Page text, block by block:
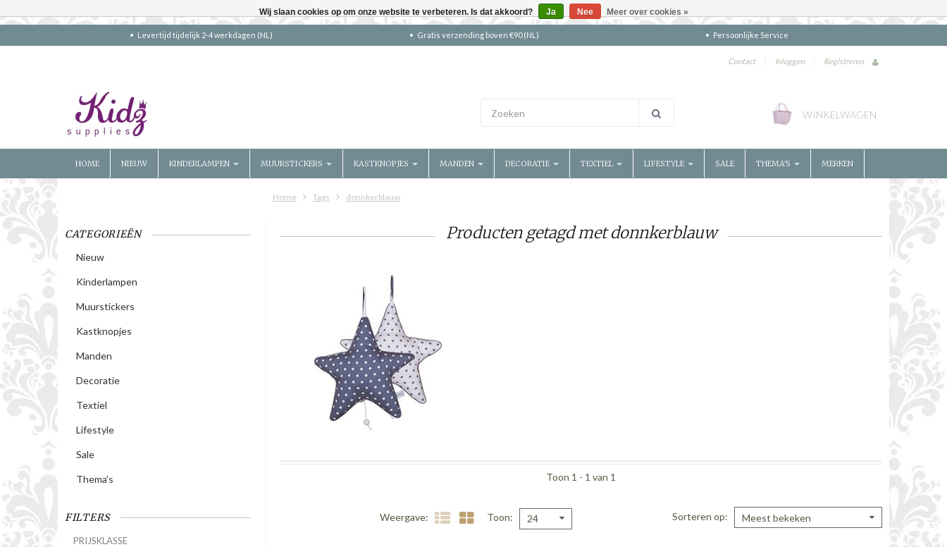
Levertijd tijdelijk 2-4 werkdagen (NL) Gratis verzending boven €90 (NL) Persoonlijke Service
Contact | Inloggen | Registreren
WINKELWAGEN
HOME NIEUW KINDERLAMPEN MUURSTICKERS KASTKNOPJES MANDEN DECORATIE TEXTIEL LIFESTYLE SALE THEMA'S MERKEN
Home Tags donnkerblauw
CATEGORIEËN
Nieuw
Kinderlampen
Muurstickers
Kastknopjes
Manden
Decoratie
Textiel
Lifestyle
Sale
Thema's
FILTERS
PRIJSKLASSE
Producten getagd met donnkerblauw
Toon 1 - 1 van 1
Weergave Toon 24 Sorteren op Meest bekeken
Wij slaan cookies op om onze website te verbeteren. Is dat akkoord? Ja Nee Meer over cookies »